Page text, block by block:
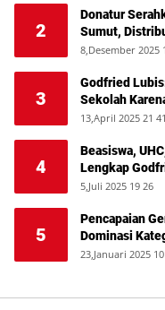
2
Donatur
Sumut,
8,Desember 2025
3
Godfried
Sekolah
13,April 2025 21 41
4
Beasiswa,
Lengkap
5,Juli 2025 19 26
5
Pencapaian
Dominasi
23,Januari 2025